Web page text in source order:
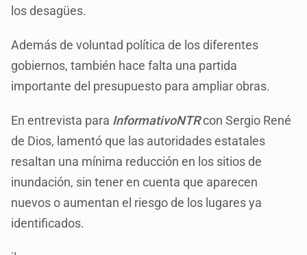
los desagües.
Además de voluntad política de los diferentes
gobiernos, también hace falta una partida
importante del presupuesto para ampliar obras.
En entrevista para InformativoNTRcon Sergio René
de Dios, lamentó que las autoridades estatales
resaltan una mínima reducción en los sitios de
inundación, sin tener en cuenta que aparecen
nuevos o aumentan el riesgo de los lugares ya
identificados.